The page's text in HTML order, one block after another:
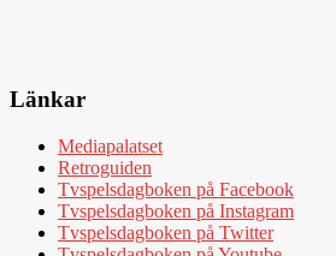
Länkar
Mediapalatset
Retroguiden
Tvspelsdagboken på Facebook
Tvspelsdagboken på Instagram
Tvspelsdagboken på Twitter